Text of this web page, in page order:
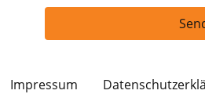
Impressum